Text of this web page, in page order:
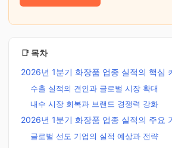
📑 목차
2026년 1분기 화장품 업종 실적의 핵심
수출 실적의 견인과 글로벌 시장 확대
내수 시장 회복과 브랜드 경쟁력 강화
2026년 1분기 화장품 업종 실적의 주요
글로벌 선도 기업의 실적 예상과 전략